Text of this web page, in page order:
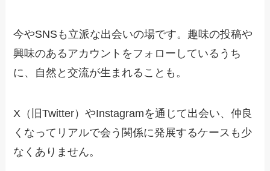
今やSNSも立派な出会いの場です。趣味の投稿や
興味のあるアカウントをフォローしているうち
に、自然と交流が生まれることも。
X（旧Twitter）やInstagramを通じて出会い、仲良
くなってリアルで会う関係に発展するケースも少
なくありません。